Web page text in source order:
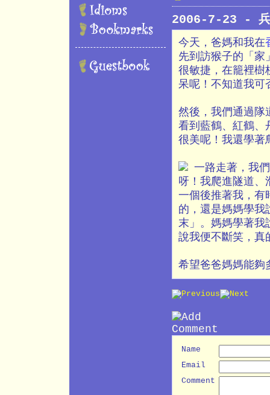
2006-7-23 - 兵
今天，爸媽和我在
先到訪猴子的「家
很敏捷，在籠裡樹
呆呢！不知道我可
然後，我們通過隊
看到藍鶴、紅鶴、
很美呢！我還學著
一路走著，我
呀！我爬進隧道、
一個後推著我，有
的，還是媽媽學我
末」。媽媽學著我
說我便不斷笑，真
希望爸爸媽媽能夠
Name
Email
Comment